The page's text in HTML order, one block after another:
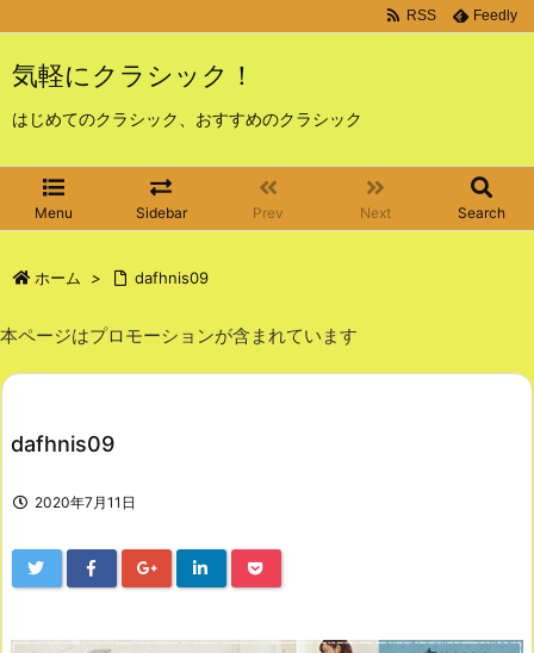
気軽にクラシック！
はじめてのクラシック、おすすめのクラシック
Menu Sidebar Prev Next Search
RSS Feedly
ホーム > dafhnis09
本ページはプロモーションが含まれています
dafhnis09
2020年7月11日